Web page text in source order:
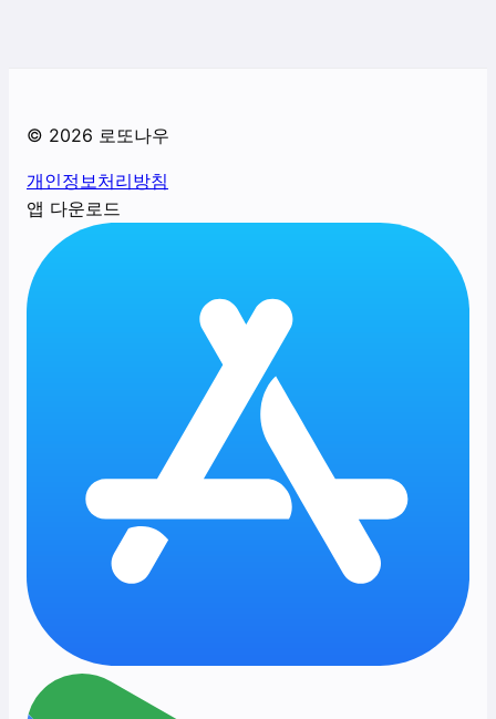
© 2026 로또나우
개인정보처리방침
앱 다운로드